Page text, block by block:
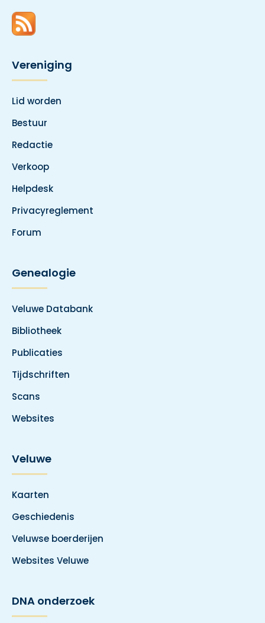
Vereniging
Lid worden
Bestuur
Redactie
Verkoop
Helpdesk
Privacyreglement
Forum
Genealogie
Veluwe Databank
Bibliotheek
Publicaties
Tijdschriften
Scans
Websites
Veluwe
Kaarten
Geschiedenis
Veluwse boerderijen
Websites Veluwe
DNA onderzoek